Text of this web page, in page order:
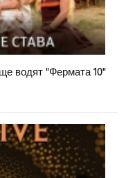
водят "Фермата 10"